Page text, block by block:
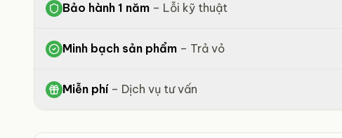
Bảo hành 1 năm – Lỗi kỹ thuật
Minh bạch sản phẩm – Trả vỏ
Miễn phí– Dịch vụ tư vấn